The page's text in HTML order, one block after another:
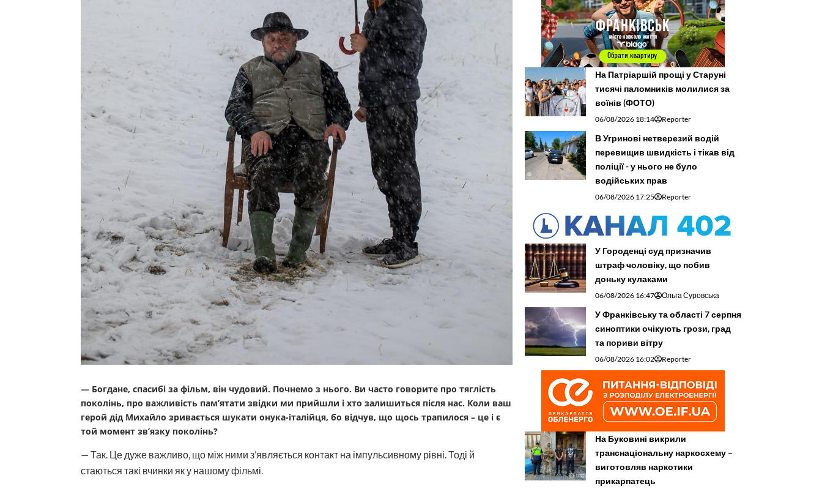
— Богдане, спасибі за фільм, він чудовий. Почнемо з нього. Ви часто говорите про тяглість
поколінь, про важливість пам’ятати звідки ми прийшли і хто залишиться після нас. Коли ваш
герой дід Михайло зривається шукати онука-італійця, бо відчув, що щось трапилося – це і є
той момент зв’язку поколінь?
— Так. Це дуже важливо, що між ними з’являється контакт на імпульсивному рівні. Тоді й
стаються такі вчинки як у нашому фільмі.
На Патріаршій прощі у Старуні
тисячі паломників молилися за
воїнів (ФОТО)
06/08/2026 18:14 Reporter
В Угринові нетверезий водій
перевищив швидкість і тікав від
поліції - у нього не було
водійських прав
06/08/2026 17:25 Reporter
У Городенці суд призначив
штраф чоловіку, що побив
доньку кулаками
06/08/2026 16:47 Ольга Суровська
У Франківську та області 7 серпня
синоптики очікують грози, град
та пориви вітру
06/08/2026 16:02 Reporter
На Буковині викрили
транснаціональну наркосхему –
виготовляв наркотики
прикарпатець